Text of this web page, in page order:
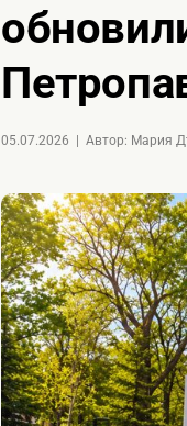
05.07.2026 | Автор: Мария